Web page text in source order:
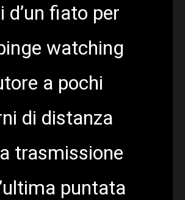
d’un fiato per
watching
a pochi
di distanza
trasmissione
puntata